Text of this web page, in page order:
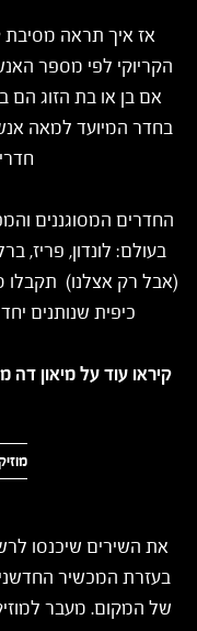
אז איך תראה מסיבת
הקריוקי לפי מספר
אם בן או בת הזוג הם
בחדר המיועד למאה
החדרים המסוגננים
בעולם: לונדון, פריז,
(אבל רק אצלנו) תקבלו
כיפית שנותנים
קיראו עוד על מיאון דה
את השירים שיכנסו
בעזרת המכשיר
של המקום. מעבר